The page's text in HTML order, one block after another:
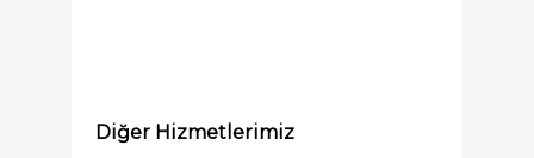
Diğer Hizmetlerimiz